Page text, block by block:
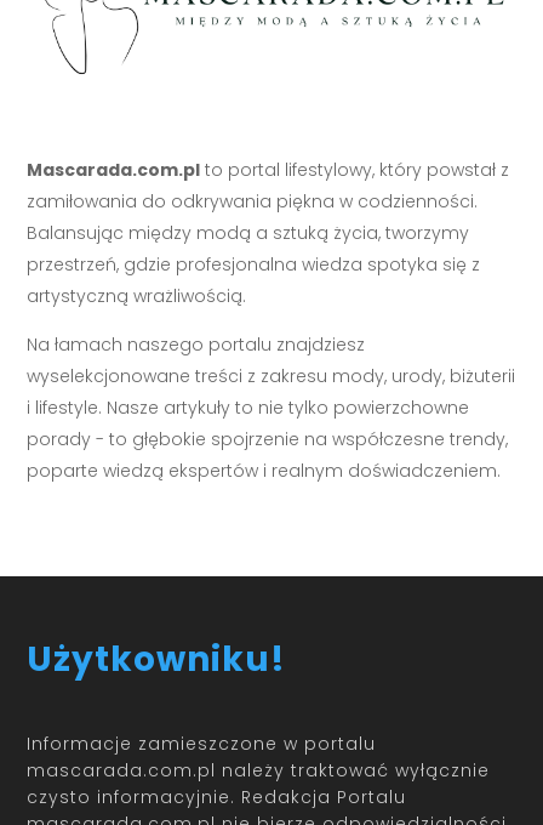
Mascarada.com.pl to portal lifestylowy, który powstał z
zamiłowania do odkrywania piękna w codzienności.
Balansując między modą a sztuką życia, tworzymy
przestrzeń, gdzie profesjonalna wiedza spotyka się z
artystyczną wrażliwością.
Na łamach naszego portalu znajdziesz
wyselekcjonowane treści z zakresu mody, urody, biżuterii
i lifestyle. Nasze artykuły to nie tylko powierzchowne
porady - to głębokie spojrzenie na współczesne trendy,
poparte wiedzą ekspertów i realnym doświadczeniem.
Użytkowniku!
Informacje zamieszczone w portalu
mascarada.com.pl należy traktować wyłącznie
czysto informacyjnie. Redakcja Portalu